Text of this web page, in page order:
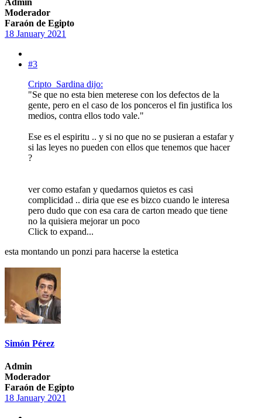
Admin
Moderador
Faraón de Egipto
18 January 2021
#3
Cripto_Sardina dijo:
"Se que no esta bien meterese con los defectos de la
gente, pero en el caso de los ponceros el fin justifica los
medios, contra ellos todo vale."
Ese es el espiritu .. y si no que no se pusieran a estafar y
si las leyes no pueden con ellos que tenemos que hacer
?
ver como estafan y quedarnos quietos es casi
complicidad .. diria que ese es bizco cuando le interesa
pero dudo que con esa cara de carton meado que tiene
no la quisiera mejorar un poco
Click to expand...
esta montando un ponzi para hacerse la estetica
Simón Pérez
Admin
Moderador
Faraón de Egipto
18 January 2021